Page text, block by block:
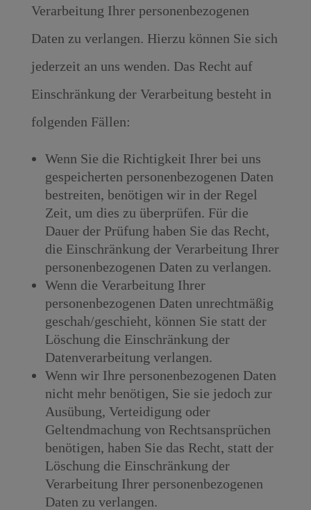
Verarbeitung Ihrer personenbezogenen
Daten zu verlangen. Hierzu können Sie sich
jederzeit an uns wenden. Das Recht auf
Einschränkung der Verarbeitung besteht in
folgenden Fällen:
Wenn Sie die Richtigkeit Ihrer bei uns
gespeicherten personenbezogenen Daten
bestreiten, benötigen wir in der Regel
Zeit, um dies zu überprüfen. Für die
Dauer der Prüfung haben Sie das Recht,
die Einschränkung der Verarbeitung Ihrer
personenbezogenen Daten zu verlangen.
Wenn die Verarbeitung Ihrer
personenbezogenen Daten unrechtmäßig
geschah/geschieht, können Sie statt der
Löschung die Einschränkung der
Datenverarbeitung verlangen.
Wenn wir Ihre personenbezogenen Daten
nicht mehr benötigen, Sie sie jedoch zur
Ausübung, Verteidigung oder
Geltendmachung von Rechtsansprüchen
benötigen, haben Sie das Recht, statt der
Löschung die Einschränkung der
Verarbeitung Ihrer personenbezogenen
Daten zu verlangen.